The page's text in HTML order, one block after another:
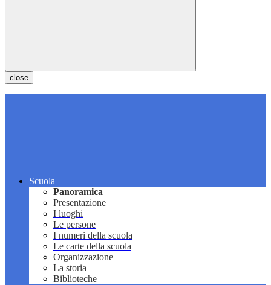
close
Scuola
Panoramica
Presentazione
I luoghi
Le persone
I numeri della scuola
Le carte della scuola
Organizzazione
La storia
Biblioteche